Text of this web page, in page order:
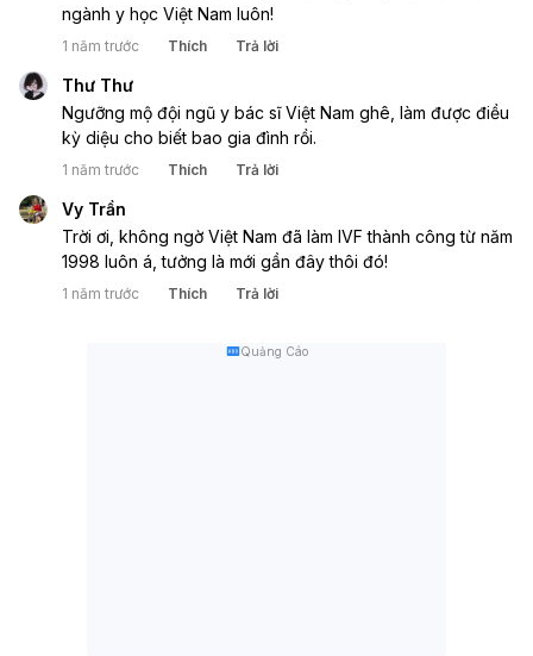
ngành y học Việt Nam luôn!
1 năm trước Thích Trả lời
Thư Thư
Ngưỡng mộ đội ngũ y bác sĩ Việt Nam ghê, làm được điều
kỳ diệu cho biết bao gia đình rồi.
1 năm trước Thích Trả lời
Vy Trần
Trời ơi, không ngờ Việt Nam đã làm IVF thành công từ năm
1998 luôn á, tưởng là mới gần đây thôi đó!
1 năm trước Thích Trả lời
Quảng Cáo